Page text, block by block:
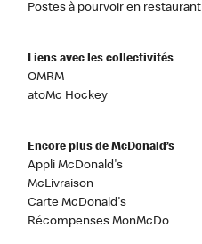
Postes à pourvoir en restaurant
Liens avec les collectivités
OMRM
atoMc Hockey
Encore plus de McDonald’s
Appli McDonald's
McLivraison
Carte McDonald's
Récompenses MonMcDo